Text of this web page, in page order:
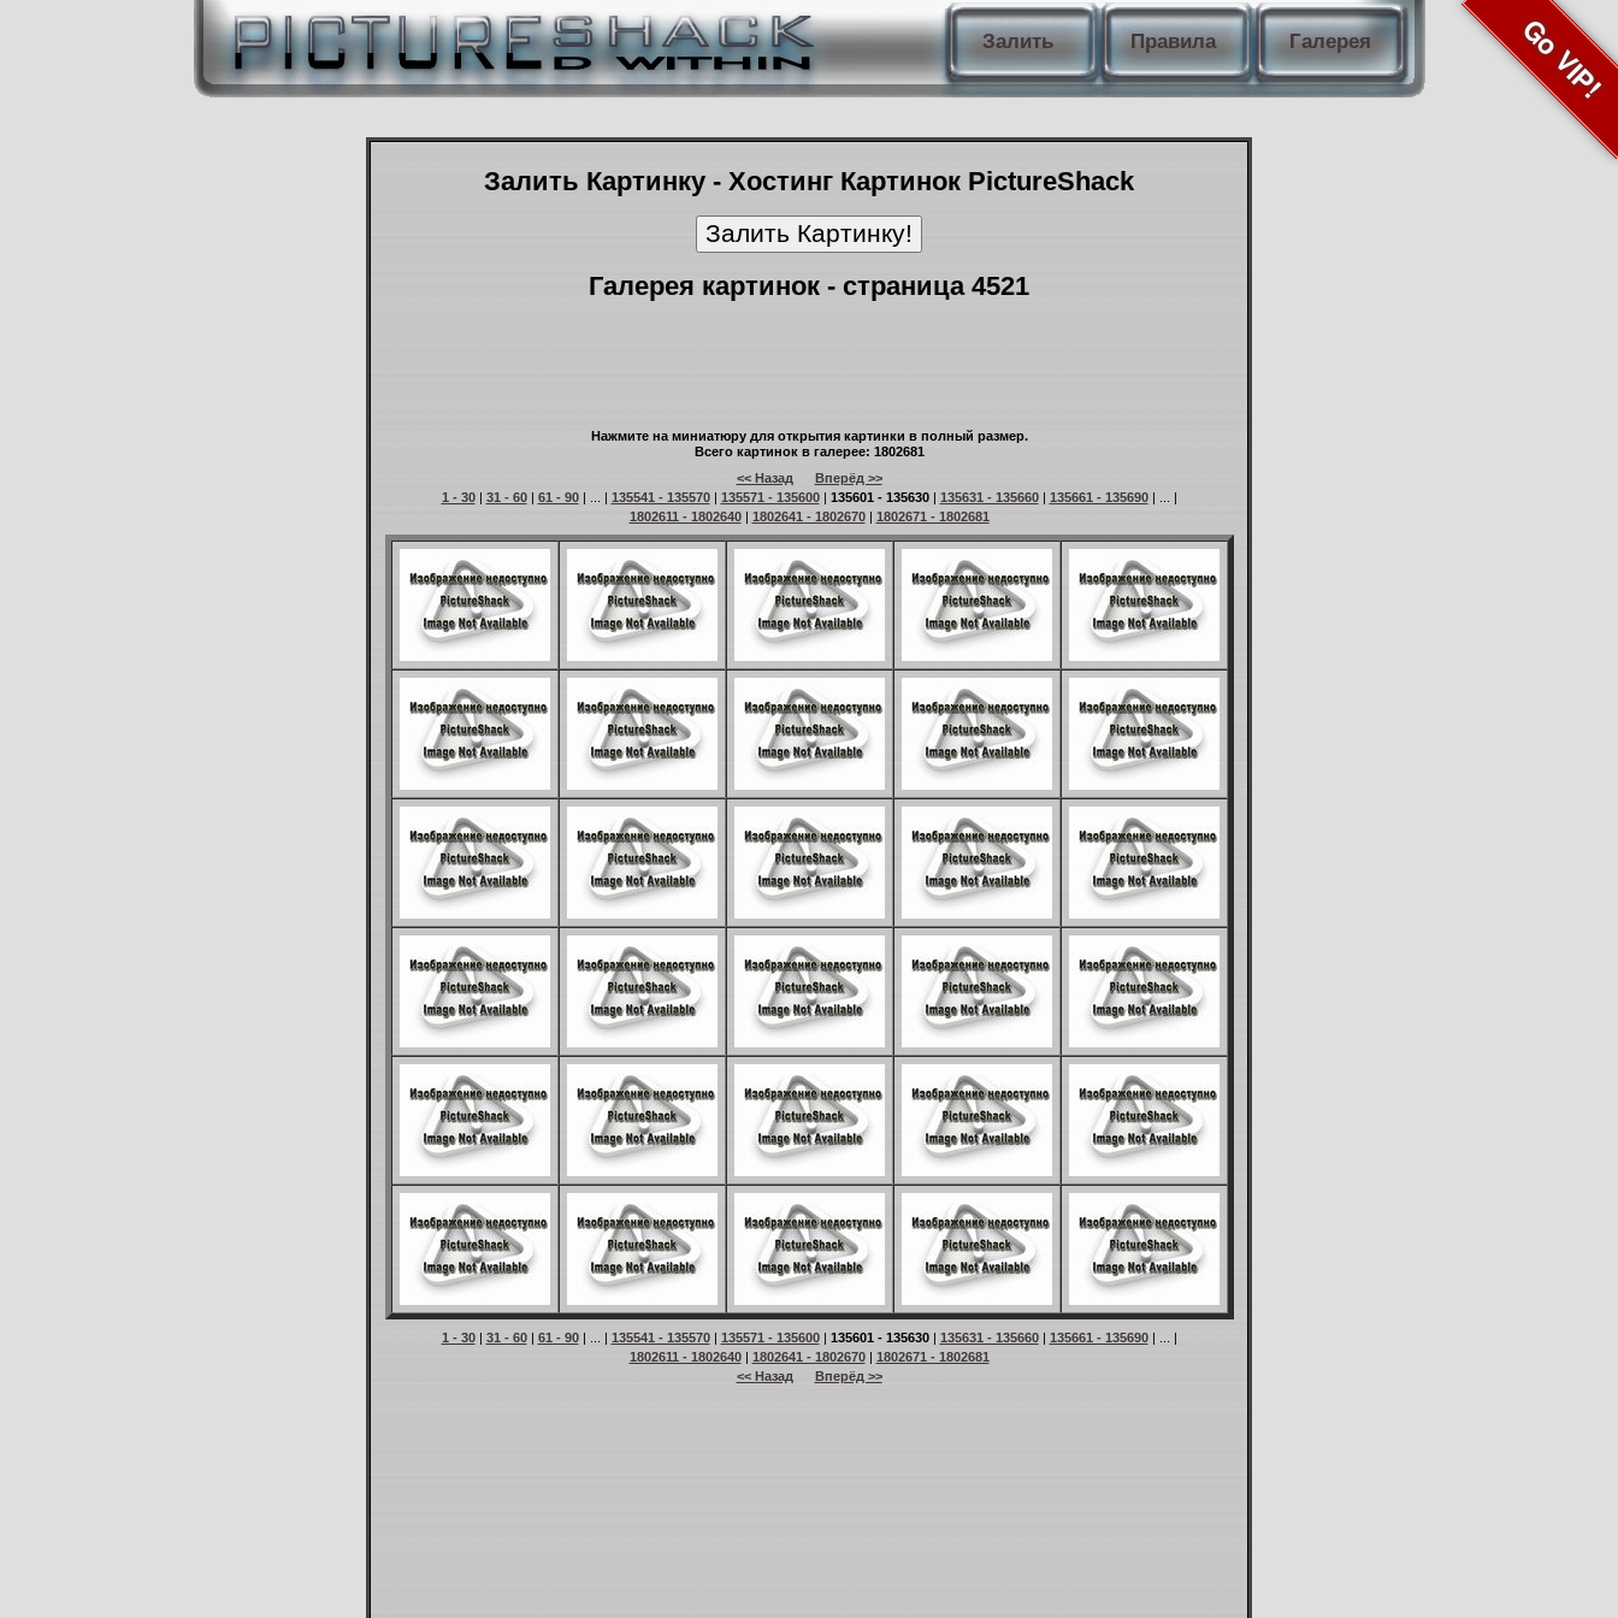
Залить Правила Галерея Go VIP!
Залить Картинку - Хостинг Картинок PictureShack
Галерея картинок - страница 4521
Нажмите на миниатюру для открытия картинки в полный размер.
Всего картинок в галерее: 1802681
<< Назад
Вперёд >>
1 - 30| 31 - 60| 61 - 90| ... | 135541 - 135570| 135571 - 135600| 135601 - 135630| 135631 - 135660| 135661 - 135690| ... |
1802611 - 1802640| 1802641 - 1802670| 1802671 - 1802681
1 - 30| 31 - 60| 61 - 90| ... | 135541 - 135570| 135571 - 135600| 135601 - 135630| 135631 - 135660| 135661 - 135690| ... |
1802611 - 1802640| 1802641 - 1802670| 1802671 - 1802681
<< Назад
Вперёд >>